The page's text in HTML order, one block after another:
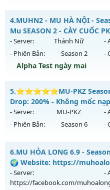
Thể loại: Mu Nguyên bản
Antihack: Xshiel
MU HỎA LONG 1 -
Mu mới ra tháng 07 2026 -
https://facebook.com/
27/07/2626
Exp: 99999x - Drop: 99%
Thể loại: Mu Nguyên bản
Antihack: XShield
4.MUHN2 - MU HÀ NỘI -
Mu SEASON 2 - CÀY CUỐC PK
- Server: Thánh Nữ -
- Phiên Bản:
Season 2 -
Alpha Test ngày mai
MUHN2 - MU HÀ NỘI - Mu
Mu mới ra tháng 08 2026 -
ngày 10/08/2626
Exp: 150x - Drop: 10%
Thể loại: Mu Nguyên bản
Antihack: IGMU.DEV
5.⭐⭐⭐⭐⭐MU-PKZ
Drop: 200% - Không mốc
- Server: MU-PKZ -
- Phiên Bản:
Season 6 -
⭐⭐⭐⭐⭐MU-PKZ Season
EXL mới
Mu mới ra tháng 07 2026 -
ngày 31/07/2626
6.MU HỎA LONG 6.9 -
🌍 Website: https://
- Server:
https://facebook.com/
-